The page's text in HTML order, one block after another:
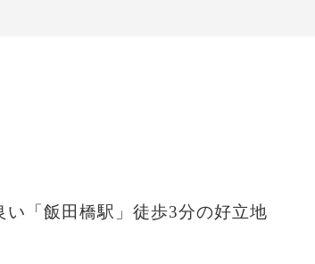
い「飯田橋駅」徒歩3分の好立地